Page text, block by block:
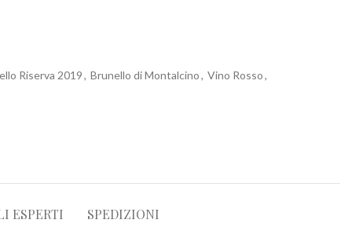
Riserva 2019, Brunello di Montalcino, Vino Rosso,
ESPERTI SPEDIZIONI